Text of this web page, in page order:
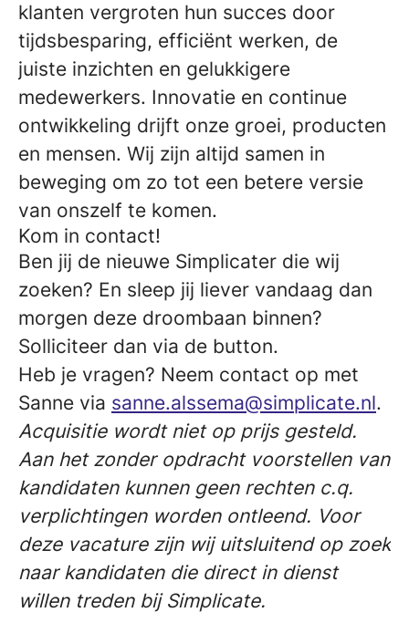
klanten vergroten hun succes door
tijdsbesparing, efficiënt werken, de
juiste inzichten en gelukkigere
medewerkers. Innovatie en continue
ontwikkeling drijft onze groei, producten
en mensen. Wij zijn altijd samen in
beweging om zo tot een betere versie
van onszelf te komen.
Kom in contact!
Ben jij de nieuwe Simplicater die wij
zoeken? En sleep jij liever vandaag dan
morgen deze droombaan binnen?
Solliciteer dan via de button.
Heb je vragen? Neem contact op met
Sanne via sanne.alssema@simplicate.nl.
Acquisitie wordt niet op prijs gesteld.
Aan het zonder opdracht voorstellen van
kandidaten kunnen geen rechten c.q.
verplichtingen worden ontleend. Voor
deze vacature zijn wij uitsluitend op zoek
naar kandidaten die direct in dienst
willen treden bij Simplicate.